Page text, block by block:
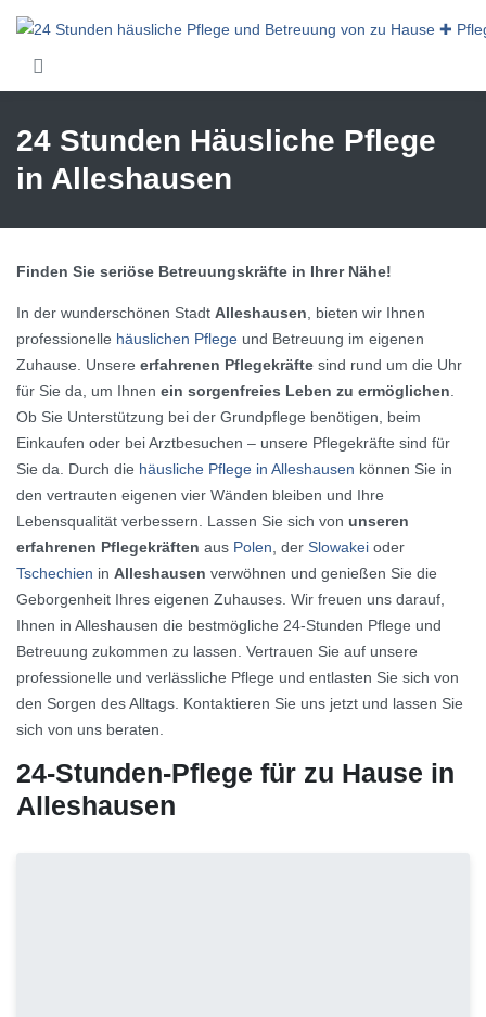
24 Stunden Häusliche Pflege
in Alleshausen
Finden Sie seriöse Betreuungskräfte in Ihrer Nähe!
In der wunderschönen Stadt Alleshausen, bieten wir Ihnen
professionelle häuslichen Pflege und Betreuung im eigenen
Zuhause. Unsere erfahrenen Pflegekräfte sind rund um die Uhr
für Sie da, um Ihnen ein sorgenfreies Leben zu ermöglichen.
Ob Sie Unterstützung bei der Grundpflege benötigen, beim
Einkaufen oder bei Arztbesuchen – unsere Pflegekräfte sind für
Sie da. Durch die häusliche Pflege in Alleshausen können Sie in
den vertrauten eigenen vier Wänden bleiben und Ihre
Lebensqualität verbessern. Lassen Sie sich von unseren
erfahrenen Pflegekräften aus Polen, der Slowakei oder
Tschechien in Alleshausen verwöhnen und genießen Sie die
Geborgenheit Ihres eigenen Zuhauses. Wir freuen uns darauf,
Ihnen in Alleshausen die bestmögliche 24-Stunden Pflege und
Betreuung zukommen zu lassen. Vertrauen Sie auf unsere
professionelle und verlässliche Pflege und entlasten Sie sich von
den Sorgen des Alltags. Kontaktieren Sie uns jetzt und lassen Sie
sich von uns beraten.
24-Stunden-Pflege für zu Hause in
Alleshausen